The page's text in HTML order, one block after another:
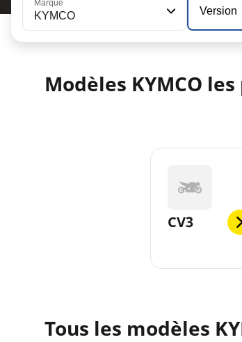
Marque
KYMCO Version
Modèles KYMCO
CV3
Tous les modèles